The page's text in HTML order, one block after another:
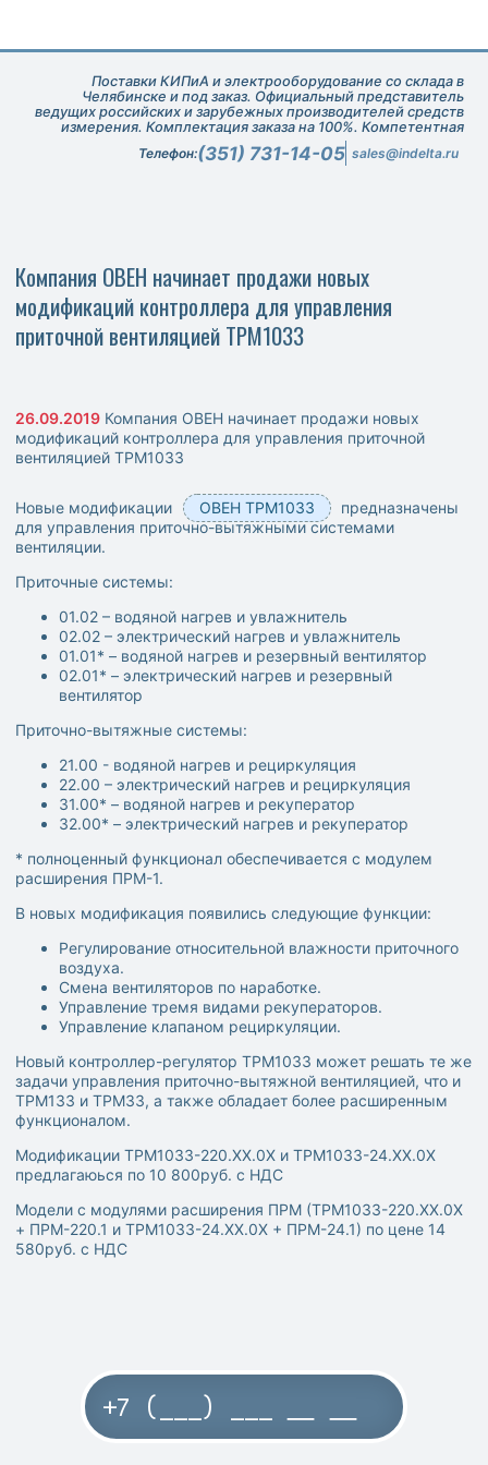
Поставки КИПиА и электрооборудование со склада в
Челябинске и под заказ. Официальный представитель
ведущих российских и зарубежных производителей средств
измерения. Комплектация заказа на 100%. Компетентная
техническая поддержка при подборе оборудования.
Телефон:(351) 731-14-05 sales@indelta.ru
Компания ОВЕН начинает продажи новых
модификаций контроллера для управления
приточной вентиляцией ТРМ1033
26.09.2019 Компания ОВЕН начинает продажи новых
модификаций контроллера для управления приточной
вентиляцией ТРМ1033
Новые модификации ОВЕН ТРМ1033
предназначены
для управления приточно-вытяжными системами
вентиляции.
Приточные системы:
01.02 – водяной нагрев и увлажнитель
02.02 – электрический нагрев и увлажнитель
01.01* – водяной нагрев и резервный вентилятор
02.01* – электрический нагрев и резервный
вентилятор
Приточно-вытяжные системы:
21.00­ - водяной нагрев и рециркуляция
22.00 – электрический нагрев и рециркуляция
31.00* – водяной нагрев и рекуператор
32.00* – электрический нагрев и рекуператор
* полноценный функционал обеспечивается с модулем
расширения ПРМ-1.
В новых модификация появились следующие функции:
Регулирование относительной влажности приточного
воздуха.
Смена вентиляторов по наработке.
Управление тремя видами рекуператоров.
Управление клапаном рециркуляции.
Новый контроллер-регулятор ТРМ1033 может решать те же
задачи управления приточно-вытяжной вентиляцией, что и
ТРМ133 и ТРМ33, а также обладает более расширенным
функционалом.
Модификации ТРМ1033-220.ХХ.0Х и ТРМ1033-24.ХХ.0Х
предлагаюься по 10 800руб. с НДС
Модели с модулями расширения ПРМ (ТРМ1033-220.ХХ.0Х
+ ПРМ-220.1 и ТРМ1033-24.ХХ.0Х + ПРМ-24.1) по цене 14
580руб. с НДС